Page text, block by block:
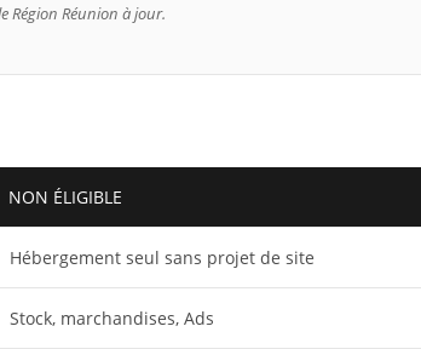
Région Réunion à jour.
NON ÉLIGIBLE
Hébergement seul sans projet de site
Stock, marchandises, Ads